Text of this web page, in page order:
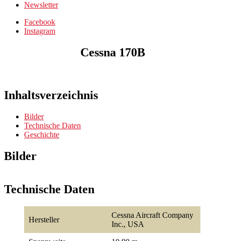
Newsletter
Facebook
Instagram
Cessna 170B
Inhaltsverzeichnis
Bilder
Technische Daten
Geschichte
Bilder
Technische Daten
Hersteller
Cessna Aircraft Company
Inc., USA